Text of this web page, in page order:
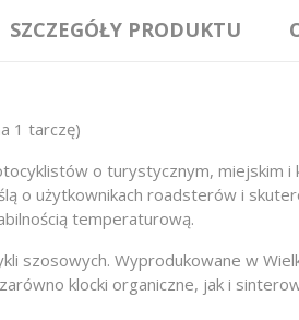
SZCZEGÓŁY PRODUKTU
1 tarczę)
o turystycznym, miejskim
użytkownikach roadsterów i
temperaturową.
szosowych. Wyprodukowane w
klocki organiczne, jak i